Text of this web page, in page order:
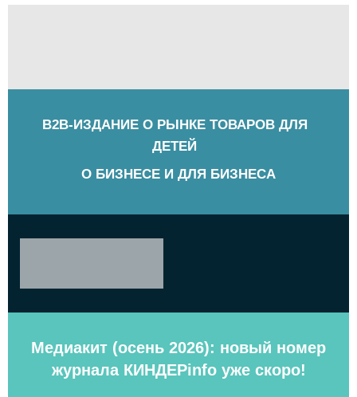
B2B-ИЗДАНИЕ О РЫНКЕ ТОВАРОВ ДЛЯ
ДЕТЕЙ
О БИЗНЕСЕ И ДЛЯ БИЗНЕСА
Медиакит (осень 2026): новый номер
журнала КИНДЕРinfo уже скоро!